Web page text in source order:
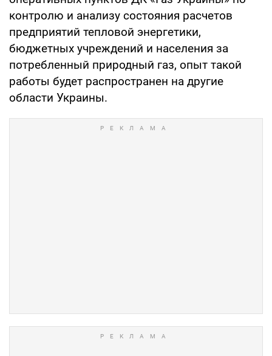
контролю и анализу состояния расчетов
предприятий тепловой энергетики,
бюджетных учреждений и населения за
потребленный природный газ, опыт такой
работы будет распространен на другие
области Украины.